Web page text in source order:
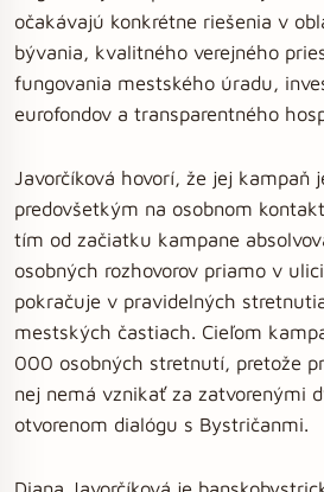
očakávajú konkrétne riešenia v
bývania, kvalitného verejného
fungovania mestského úradu,
eurofondov a transparentného
Javorčíková hovorí, že jej kampaň
predovšetkým na osobnom
tím od začiatku kampane
osobných rozhovorov priamo v
pokračuje v pravidelných
mestských častiach. Cieľom
000 osobných stretnutí, pretože
nej nemá vznikať za zatvorenými
otvorenom dialógu s Bystričanmi.